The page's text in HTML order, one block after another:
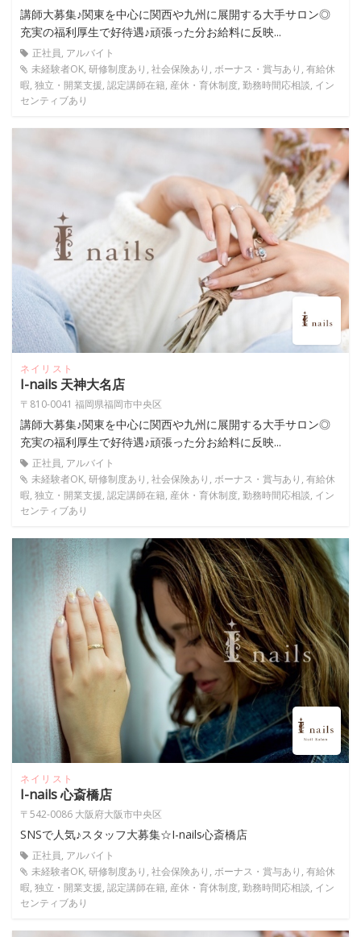
講師大募集♪関東を中心に関西や九州に展開する大手サロン◎
充実の福利厚生で好待遇♪頑張った分お給料に反映...
正社員, アルバイト
未経験者OK, 研修制度あり, 社会保険あり, ボーナス・賞与あり, 有給休
暇, 独立・開業支援, 認定講師在籍, 産休・育休制度, 勤務時間応相談, イン
センティブあり
ネイリスト
I-nails 天神大名店
〒810-0041 福岡県福岡市中央区
講師大募集♪関東を中心に関西や九州に展開する大手サロン◎
充実の福利厚生で好待遇♪頑張った分お給料に反映...
正社員, アルバイト
未経験者OK, 研修制度あり, 社会保険あり, ボーナス・賞与あり, 有給休
暇, 独立・開業支援, 認定講師在籍, 産休・育休制度, 勤務時間応相談, イン
センティブあり
ネイリスト
I-nails 心斎橋店
〒542-0086 大阪府大阪市中央区
SNSで人気♪スタッフ大募集☆I-nails心斎橋店
正社員, アルバイト
未経験者OK, 研修制度あり, 社会保険あり, ボーナス・賞与あり, 有給休
暇, 独立・開業支援, 認定講師在籍, 産休・育休制度, 勤務時間応相談, イン
センティブあり